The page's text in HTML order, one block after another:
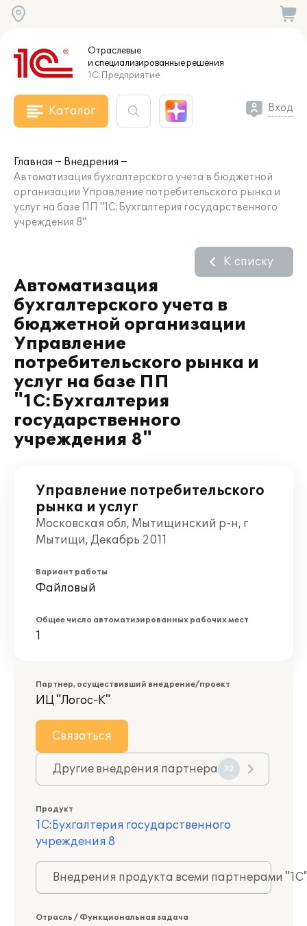
Отраслевые
и специализированныерешения
1С:Предприятие
Каталог Вход
Главная
Внедрения
Автоматизация бухгалтерского учета в бюджетной
организации Управление потребительского рынка и
услуг на базе ПП "1С:Бухгалтерия государственного
учреждения 8"
Автоматизация
бухгалтерского учета в
бюджетной организации
Управление
потребительского рынка и
услуг на базе ПП
"1С:Бухгалтерия
государственного
учреждения 8"
К списку
Управление потребительского
рынка и услуг
Московская обл, Мытищинский р-н, г
Мытищи, Декабрь 2011
Вариант работы
Файловый
Общее число автоматизированных рабочих мест
1
Партнер, осуществивший внедрение/проект
ИЦ "Логос-К"
Связаться
Другие внедрения партнера 32
Продукт
1С:Бухгалтерия государственного
учреждения 8
Внедрения продукта всеми партнерами
Отрасль / Функциональная задача